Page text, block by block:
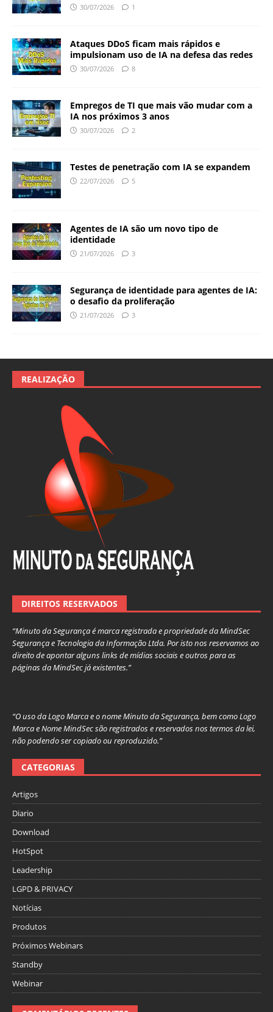
30/07/2026 1
Ataques DDoS ficam mais rápidos e
impulsionam uso de IA na defesa das redes
30/07/2026 8
Empregos de TI que mais vão mudar com a
IA nos próximos 3 anos
30/07/2026 2
Testes de penetração com IA se expandem
22/07/2026 5
Agentes de IA são um novo tipo de
identidade
21/07/2026 3
Segurança de identidade para agentes de IA:
o desafio da proliferação
21/07/2026 3
REALIZAÇÃO
DIREITOS RESERVADOS
“Minuto da Segurança é marca registrada e propriedade da MindSec
Segurança e Tecnologia da Informação Ltda. Por isto nos reservamos ao
direito de apontar alguns links de mídias sociais e outros para as
páginas da MindSec já existentes.”
“O uso da Logo Marca e o nome Minuto da Segurança, bem como Logo
Marca e Nome MindSec são registrados e reservados nos termos da lei,
não podendo ser copiado ou reproduzido.”
CATEGORIAS
Artigos
Diario
Download
HotSpot
Leadership
LGPD & PRIVACY
Notícias
Produtos
Próximos Webinars
Standby
Webinar